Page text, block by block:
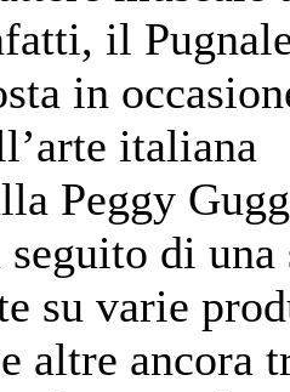
il
in
italiana
Peggy
seguito di
su varie
altre ancora